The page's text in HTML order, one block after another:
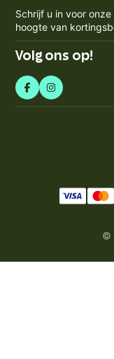
Spaarpunten
Retourneren &
Blogs
BTW-nummer:
mailadres
in
Schrijf u in voor
hoogte van
Volg ons op!
©